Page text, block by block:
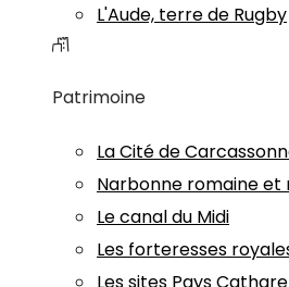
L'Aude, terre de Rugby
Patrimoine
La Cité de
Narbonne romaine et
Le canal du Midi
Les forteresses